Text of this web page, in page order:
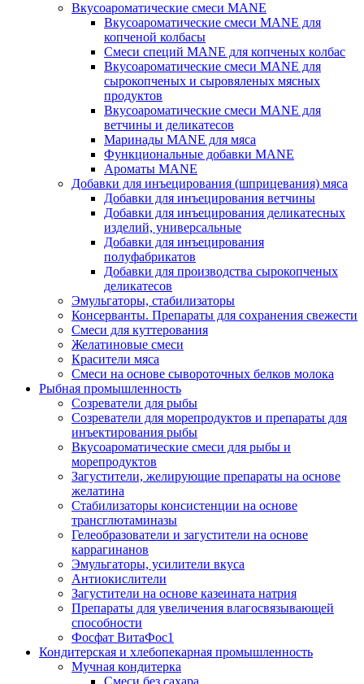
Вкусоароматические смеси MANE
Вкусоароматические смеси MANE для
копченой колбасы
Смеси специй MANE для копченых колбас
Вкусоароматические смеси MANE для
сырокопченых и сыровяленых мясных
продуктов
Вкусоароматические смеси MANE для
ветчины и деликатесов
Маринады MANE для мяса
Функциональные добавки MANE
Ароматы MANE
Добавки для инъецирования (шприцевания) мяса
Добавки для инъецирования ветчины
Добавки для инъецирования деликатесных
изделий, универсальные
Добавки для инъецирования
полуфабрикатов
Добавки для производства сырокопченых
деликатесов
Эмульгаторы, стабилизаторы
Консерванты. Препараты для сохранения свежести
Смеси для куттерования
Желатиновые смеси
Красители мяса
Смеси на основе сывороточных белков молока
Рыбная промышленность
Созреватели для рыбы
Созреватели для морепродуктов и препараты для
инъектирования рыбы
Вкусоароматические смеси для рыбы и
морепродуктов
Загустители, желирующие препараты на основе
желатина
Стабилизаторы консистенции на основе
трансглютаминазы
Гелеобразователи и загустители на основе
каррагинанов
Эмульгаторы, усилители вкуса
Антиокислители
Загустители на основе казеината натрия
Препараты для увеличения влагосвязывающей
способности
Фосфат ВитаФос1
Кондитерская и хлебопекарная промышленность
Мучная кондитерка